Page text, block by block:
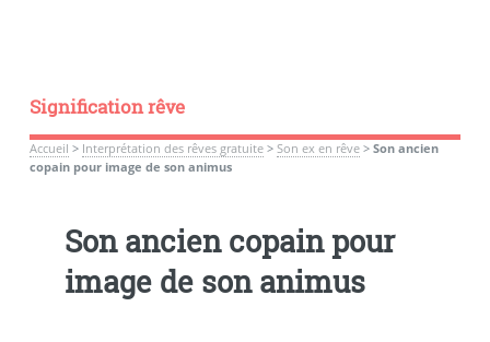
Signification rêve
Accueil > Interprétation des rêves gratuite> Son ex en rêve> Son ancien
copain pour image de son animus
Son ancien copain pour
image de son animus